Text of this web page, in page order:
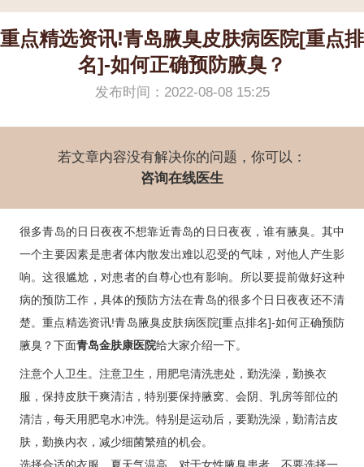
重点精选资讯!青岛腋臭皮肤病医院[重点排
名]-如何正确预防腋臭？
发布时间：2022-08-08 15:25
若文章内容没有解决你的问题，你可以：
咨询在线医生
很多青岛的日日夜夜不想靠近青岛的日日夜夜，谁有腋臭。其中
一个主要因素是患者体内散发出难以忍受的气味，对他人产生影
响。这很尴尬，对患者的自尊心也有影响。所以要提前做好这种
病的预防工作，具体的预防方法在青岛的很多个日日夜夜还不清
楚。重点精选资讯!青岛腋臭皮肤病医院[重点排名]-如何正确预防
腋臭？下面青岛金肤康医院给大家介绍一下。
注意个人卫生。注意卫生，用肥皂清洗患处，勤洗澡，勤换衣
服，保持皮肤干爽清洁，特别要保持腋窝、会阴、乳房等部位的
清洁，每天用肥皂水冲洗。特别是运动后，要勤洗澡，勤清洁皮
肤，勤换内衣，减少细菌繁殖的机会。